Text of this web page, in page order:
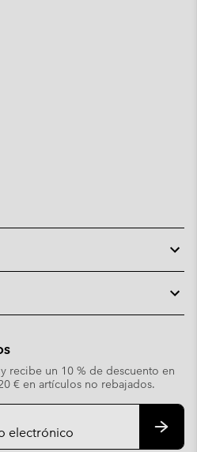
recibe un 10 % de descuento en
€ en artículos no rebajados.